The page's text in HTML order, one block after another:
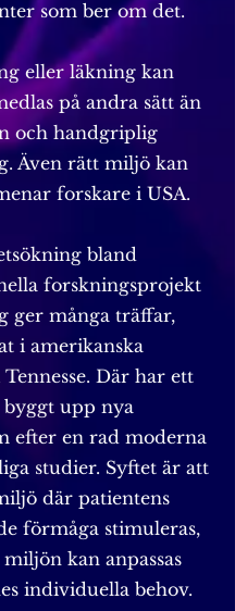
som ber om det.
eller läkning kan
på andra sätt än
och handgriplig
Även rätt miljö kan
forskare i USA.
bland
forskningsprojekt
ger många träffar,
i amerikanska
Där har ett
upp nya
efter en rad moderna
studier. Syftet är att
där patientens
förmåga stimuleras,
kan anpassas
individuella behov.